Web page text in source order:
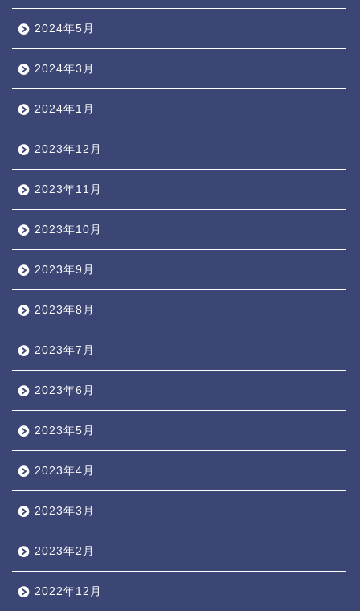
2024年5月
2024年3月
2024年1月
2023年12月
2023年11月
2023年10月
2023年9月
2023年8月
2023年7月
2023年6月
2023年5月
2023年4月
2023年3月
2023年2月
2022年12月